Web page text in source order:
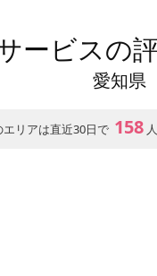
ービスの
愛知県
エリアは直近30日で 158